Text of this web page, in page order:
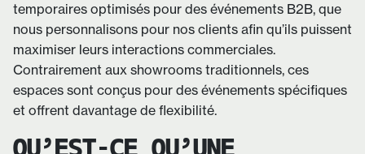
temporaires optimisés pour des événements B2B, que
nous personnalisons pour nos clients afin qu’ils puissent
maximiser leurs interactions commerciales.
Contrairement aux showrooms traditionnels, ces
espaces sont conçus pour des événements spécifiques
et offrent davantage de flexibilité.